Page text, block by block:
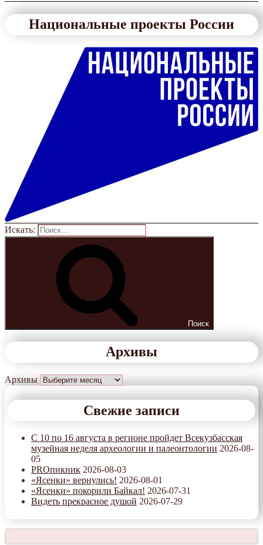
Национальные проекты России
Искать:
Поиск
Архивы
Архивы
Свежие записи
С 10 по 16 августа в регионе пройдет Всекузбасская
музейная неделя археологии и палеонтологии 2026-08-
05
PROпикник 2026-08-03
«Ясенки» вернулись! 2026-08-01
«Ясенки» покорили Байкал! 2026-07-31
Видеть прекрасное душой 2026-07-29